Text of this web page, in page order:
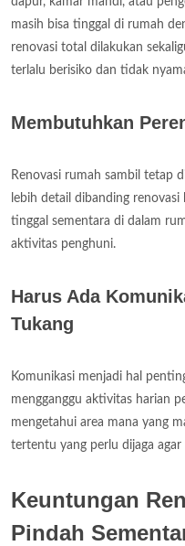
masih bisa tinggal di rumah
renovasi total dilakukan
terlalu berisiko dan tidak
Membutuhkan
Renovasi rumah sambil tetap
lebih detail dibanding
tinggal sementara di dalam
aktivitas penghuni.
Harus Ada
Tukang
Komunikasi menjadi hal
mengganggu aktivitas harian
mengetahui area mana yang
tertentu yang perlu dijaga
Keuntungan
Pindah